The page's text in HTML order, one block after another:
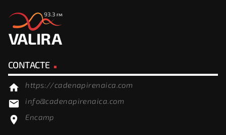
CONTACTE
home https://cadenapirenaica.com
email info@cadenapirenaica.com
location_on Encamp